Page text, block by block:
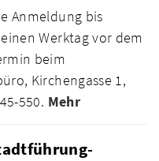
Anmeldung bis
Werktag vor dem
beim
Kirchengasse 1,
550. Mehr